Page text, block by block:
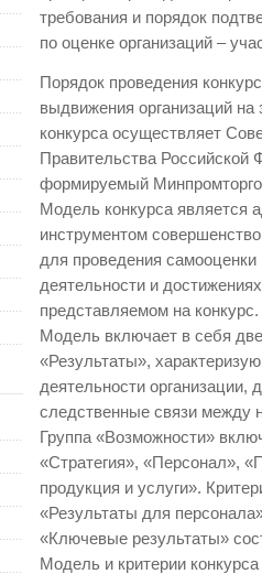
требования и порядок
по оценке организаций –
Порядок проведения
выдвижения организаций
конкурса осуществляет
Правительства Российской
формируемый
Модель конкурса является
инструментом
для проведения
деятельности и
представляемом на конкурс.
Модель включает в себя
«Результаты»,
деятельности организации,
следственные связи между
Группа «Возможности»
«Стратегия», «Персонал»,
продукция и услуги».
«Результаты для
«Ключевые результаты»
Модель и критерии